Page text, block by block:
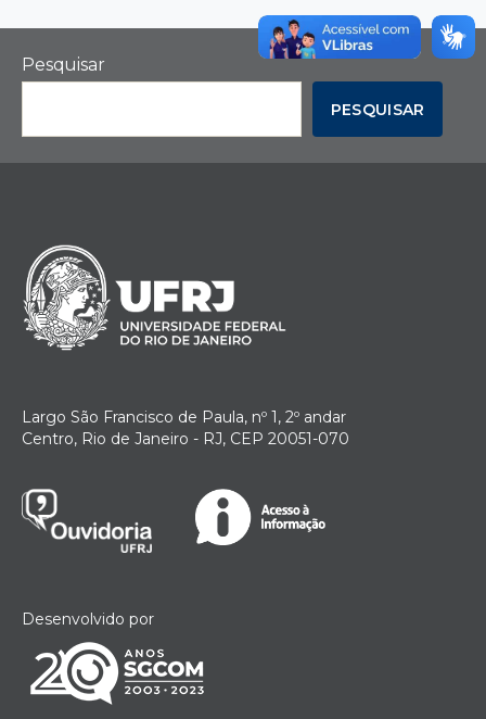
Pesquisar
PESQUISAR
Largo São Francisco de Paula, nº 1, 2º andar
Centro, Rio de Janeiro - RJ, CEP 20051-070
Desenvolvido por